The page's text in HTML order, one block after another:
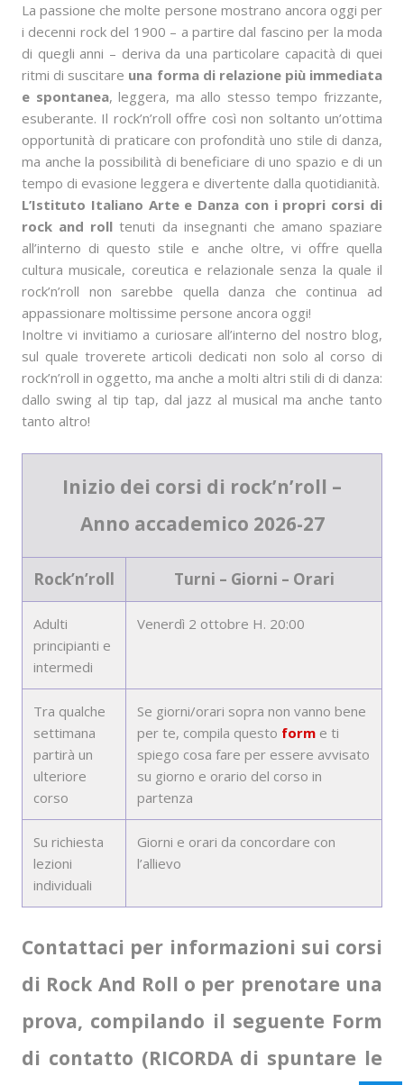
La passione che molte persone mostrano ancora oggi per
i decenni rock del 1900 – a partire dal fascino per la moda
di quegli anni – deriva da una particolare capacità di quei
ritmi di suscitare una forma di relazione più immediata
e spontanea, leggera, ma allo stesso tempo frizzante,
esuberante. Il rock’n’roll offre così non soltanto un’ottima
opportunità di praticare con profondità uno stile di danza,
ma anche la possibilità di beneficiare di uno spazio e di un
tempo di evasione leggera e divertente dalla quotidianità.
L’Istituto Italiano Arte e Danza con i propri corsi di
rock and roll tenuti da insegnanti che amano spaziare
all’interno di questo stile e anche oltre, vi offre quella
cultura musicale, coreutica e relazionale senza la quale il
rock’n’roll non sarebbe quella danza che continua ad
appassionare moltissime persone ancora oggi!
Inoltre vi invitiamo a curiosare all’interno del nostro blog,
sul quale troverete articoli dedicati non solo al corso di
rock’n’roll in oggetto, ma anche a molti altri stili di di danza:
dallo swing al tip tap, dal jazz al musical ma anche tanto
tanto altro!
Inizio dei corsi di rock’n’roll –
Anno accademico 2026-27
Rock’n’roll Turni – Giorni – Orari
Adulti
principianti e
intermedi
Venerdì 2 ottobre H. 20:00
Tra qualche
settimana
partirà un
ulteriore
corso
Se giorni/orari sopra non vanno bene
per te, compila questo form e ti
spiego cosa fare per essere avvisato
su giorno e orario del corso in
partenza
Su richiesta
lezioni
individuali
Giorni e orari da concordare con
l’allievo
Contattaci per informazioni sui corsi
di Rock And Roll o per prenotare una
prova, compilando il seguente Form
di contatto (RICORDA di spuntare le